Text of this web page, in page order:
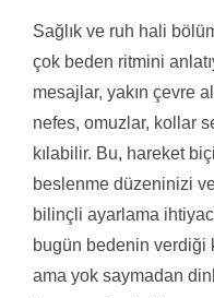
Sağlık ve ruh hali
çok beden ritmini
mesajlar, yakın çevre
nefes, omuzlar, kollar
kılabilir. Bu, hareket
beslenme düzeninizi
bilinçli ayarlama
bugün bedenin verdiği
ama yok saymadan